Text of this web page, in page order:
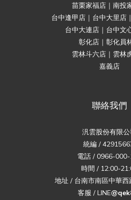
苗栗家福店｜南投
台中逢甲店｜台中大里店
台中大連店｜台中文
彰化店｜彰化員
雲林斗六店｜雲林
嘉義店
聯絡我們
汎雲股份有限公
統編 /
電話 / 0966-
時間 / 12:00-
地址 / 台南市南區中華
客服 / LINE